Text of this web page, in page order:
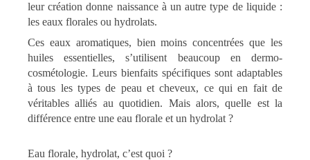
leur création donne naissance à un autre type de liquide :
les eaux florales ou hydrolats.
Ces eaux aromatiques, bien moins concentrées que les
huiles essentielles, s’utilisent beaucoup en dermo-
cosmétologie. Leurs bienfaits spécifiques sont adaptables
à tous les types de peau et cheveux, ce qui en fait de
véritables alliés au quotidien. Mais alors, quelle est la
différence entre une eau florale et un hydrolat ?
Eau florale, hydrolat, c’est quoi ?